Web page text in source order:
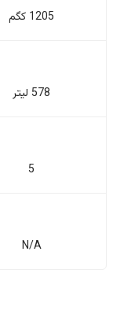
1205 کگم
578 لیتر
5
N/A